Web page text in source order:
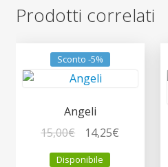
Prodotti correlati
Sconto -5%
Angeli
15,00€
prezzo
14,25€
Disponibile